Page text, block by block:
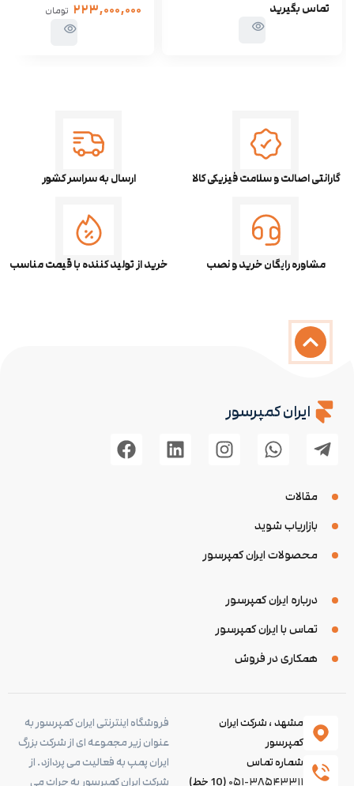
تماس بگیرید
۲۲۳,۰۰۰,۰۰۰ تومان
گارانتی اصالت و سلامت فیزیکی کالا ارسال به سراسر کشور
مشاوره رایگان خرید و نصب خرید از تولید کننده با قیمت مناسب
درباره ایران کمپرسور
تماس با ایران کمپرسور
همکاری در فروش
مقالات
بازاریاب شوید
محصولات ایران کمپرسور
ایران کمپرسور
فروشگاه اینترنتی ایران کمپرسور به
عنوان زیر مجموعه ای از شرکت بزرگ
ایران پمپ به فعالیت می پردازد. از
شرکت ایران کمپرسور به جرات می
مشهد ، شرکت ایران
کمپرسور
شماره تماس
۰۵۱-۳۸۵۴۳۳۱۱ (10 خط)